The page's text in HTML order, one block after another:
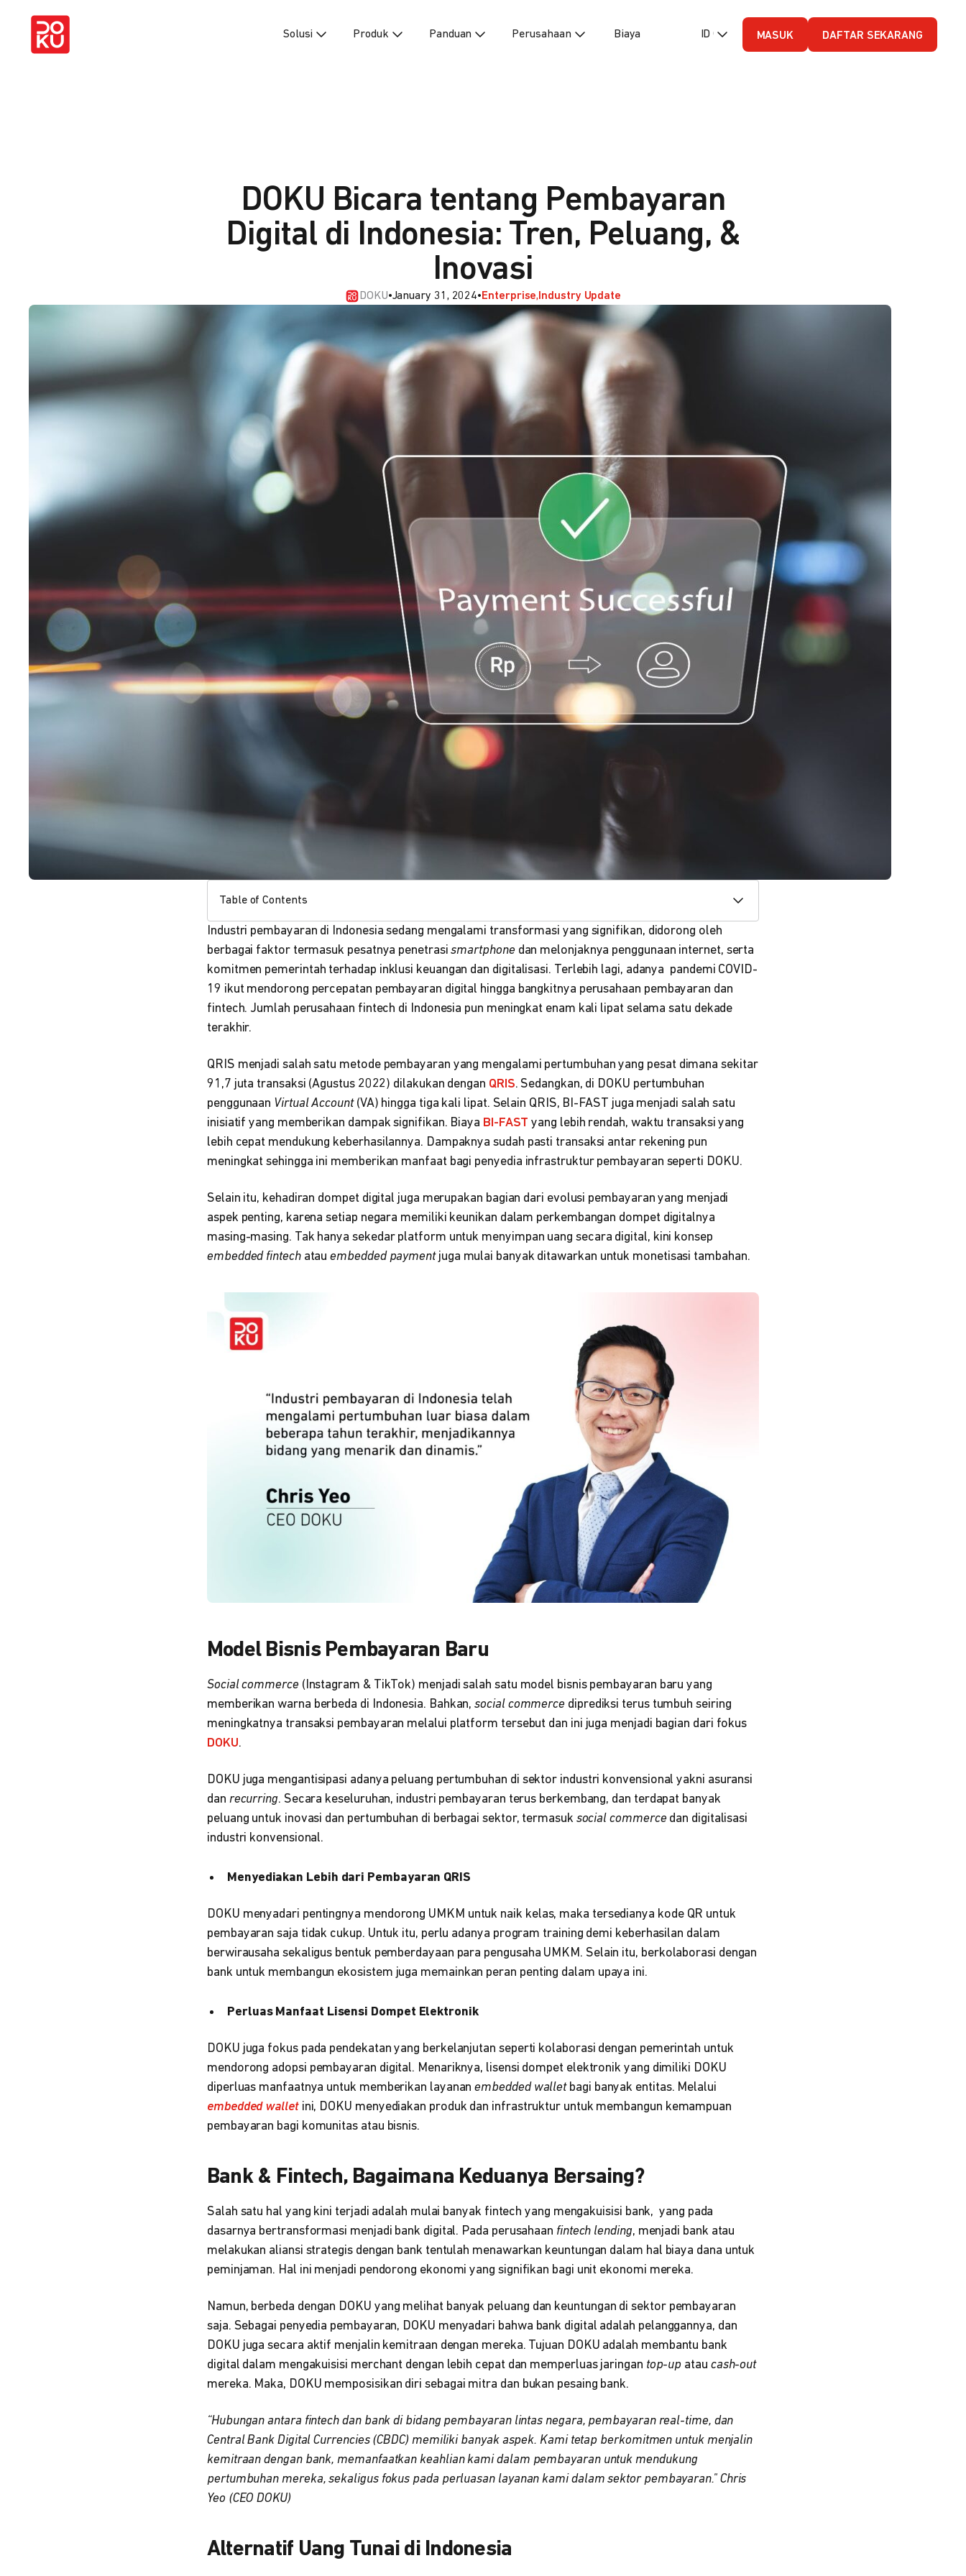
Solusi Produk Panduan Perusahaan Biaya ID (Bahasa Indonesia)
MASUK DAFTAR SEKARANG
DOKU Bicara tentang Pembayaran
Digital di Indonesia: Tren, Peluang, &
Inovasi
DOKU•January 31, 2024•Enterprise Industry Update
Table of Contents
Industri pembayaran di Indonesia sedang mengalami transformasi yang signifikan, didorong oleh
berbagai faktor termasuk pesatnya penetrasismartphone dan melonjaknya penggunaan internet, serta
komitmen pemerintah terhadap inklusi keuangan dan digitalisasi. Terlebih lagi, adanya pandemi COVID-
19 ikut mendorong percepatan pembayaran digital hingga bangkitnya perusahaan pembayaran dan
fintech. Jumlah perusahaan fintech di Indonesia pun meningkat enam kali lipat selama satu dekade
terakhir.
QRIS menjadi salah satu metode pembayaran yang mengalami pertumbuhan yang pesat dimana sekitar
91,7 juta transaksi (Agustus 2022) dilakukan dengan QRIS. Sedangkan, di DOKU pertumbuhan
penggunaan Virtual Account(VA) hingga tiga kali lipat. Selain QRIS, BI-FAST juga menjadi salah satu
inisiatif yang memberikan dampak signifikan. Biaya BI-FAST yang lebih rendah, waktu transaksi yang
lebih cepat mendukung keberhasilannya. Dampaknya sudah pasti transaksi antar rekening pun
meningkat sehingga ini memberikan manfaat bagi penyedia infrastruktur pembayaran seperti DOKU.
Selain itu, kehadiran dompet digital juga merupakan bagian dari evolusi pembayaran yang menjadi
aspek penting, karena setiap negara memiliki keunikan dalam perkembangan dompet digitalnya
masing-masing. Tak hanya sekedar platform untuk menyimpan uang secara digital, kini konsep
embedded fintechatauembedded paymentjuga mulai banyak ditawarkan untuk monetisasi tambahan.
Model Bisnis Pembayaran Baru
Social commerce (Instagram & TikTok) menjadi salah satu model bisnis pembayaran baru yang
memberikan warna berbeda di Indonesia. Bahkan,social commerce diprediksi terus tumbuh seiring
meningkatnya transaksi pembayaran melalui platform tersebut dan ini juga menjadi bagian dari fokus
DOKU.
DOKU juga mengantisipasi adanya peluang pertumbuhan di sektor industri konvensional yakni asuransi
dan recurring. Secara keseluruhan, industri pembayaran terus berkembang, dan terdapat banyak
peluang untuk inovasi dan pertumbuhan di berbagai sektor, termasuk social commerce dan digitalisasi
industri konvensional.
Menyediakan Lebih dari Pembayaran QRIS
DOKU menyadari pentingnya mendorong UMKM untuk naik kelas, maka tersedianya kode QR untuk
pembayaran saja tidak cukup. Untuk itu, perlu adanya program training demi keberhasilan dalam
berwirausaha sekaligus bentuk pemberdayaan para pengusaha UMKM. Selain itu, berkolaborasi dengan
bank untuk membangun ekosistem juga memainkan peran penting dalam upaya ini.
Perluas Manfaat Lisensi Dompet Elektronik
DOKU juga fokus pada pendekatan yang berkelanjutan seperti kolaborasi dengan pemerintah untuk
mendorong adopsi pembayaran digital. Menariknya, lisensi dompet elektronik yang dimiliki DOKU
diperluas manfaatnya untuk memberikan layananembedded walletbagi banyak entitas. Melalui
embedded walletini, DOKU menyediakan produk dan infrastruktur untuk membangun kemampuan
pembayaran bagi komunitas atau bisnis.
Bank & Fintech, Bagaimana Keduanya Bersaing?
Salah satu hal yang kini terjadi adalah mulai banyak fintech yang mengakuisisi bank, yang pada
dasarnya bertransformasi menjadi bank digital. Pada perusahaan fintech lending, menjadi bank atau
melakukan aliansi strategis dengan bank tentulah menawarkan keuntungan dalam hal biaya dana untuk
peminjaman. Hal ini menjadi pendorong ekonomi yang signifikan bagi unit ekonomi mereka.
Namun, berbeda dengan DOKU yang melihat banyak peluang dan keuntungan di sektor pembayaran
saja. Sebagai penyedia pembayaran, DOKU menyadari bahwa bank digital adalah pelanggannya, dan
DOKU juga secara aktif menjalin kemitraan dengan mereka. Tujuan DOKU adalah membantu bank
digital dalam mengakuisisi merchant dengan lebih cepat dan memperluas jaringan top-up atau cash-out
mereka. Maka, DOKU memposisikan diri sebagai mitra dan bukan pesaing bank.
“Hubungan antara fintech dan bank di bidang pembayaran lintas negara, pembayaran real-time, dan
Central Bank Digital Currencies (CBDC) memiliki banyak aspek. Kami tetap berkomitmen untuk menjalin
kemitraan dengan bank, memanfaatkan keahlian kami dalam pembayaran untuk mendukung
pertumbuhan mereka, sekaligus fokus pada perluasan layanan kami dalam sektor pembayaran." Chris
Yeo (CEO DOKU)
Alternatif Uang Tunai di Indonesia